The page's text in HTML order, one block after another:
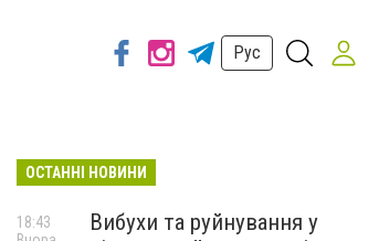
Рус
ОСТАННІ НОВИНИ
Вибухи та руйнування у
18:43